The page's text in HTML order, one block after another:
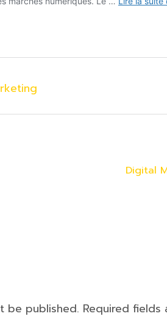
Digital
be published. Required fields